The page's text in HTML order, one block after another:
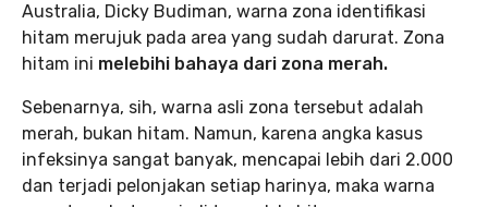
Australia, Dicky Budiman, warna zona identifikasi
hitam merujuk pada area yang sudah darurat. Zona
hitam ini melebihi bahaya dari zona merah.
Sebenarnya, sih, warna asli zona tersebut adalah
merah, bukan hitam. Namun, karena angka kasus
infeksinya sangat banyak, mencapai lebih dari 2.000
dan terjadi pelonjakan setiap harinya, maka warna